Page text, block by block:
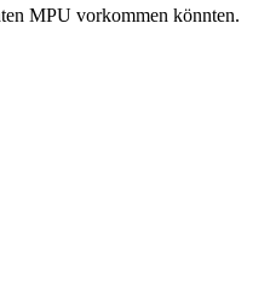
MPU vorkommen könnten.